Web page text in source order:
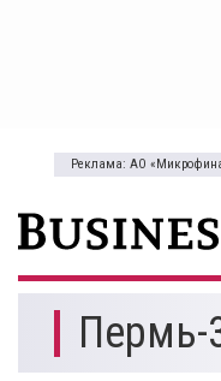
Реклама: АО
Пермь-